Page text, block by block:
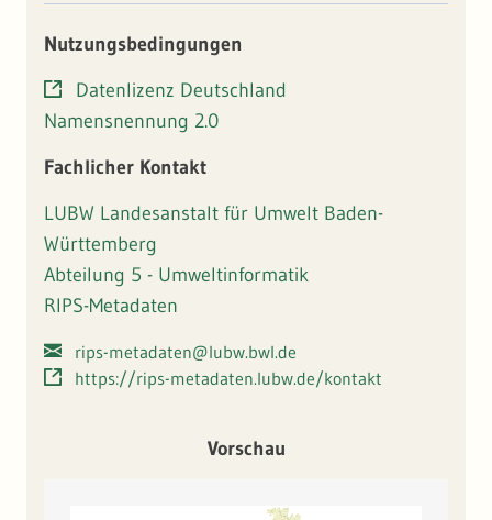
Planungshinweiskarte (50 x 50 m), die diese klimatischen
Belastungs- und Ausgleichsräume identifiziert. Anhand der
Ergebnisse können flächendeckende Informationen zu Hot
Spots und schützenswerten Ausgleichsräumen gewonnen
werden. Diese können der Landes-, Regional- und
oder zur Ausweisung von Flächen zur Siedlungs- bzw.
Nutzungsbedingungen
Datenlizenz Deutschland
Namensnennung 2.0
Fachlicher Kontakt
LUBW Landesanstalt für Umwelt Baden-
Württemberg
Abteilung 5 - Umweltinformatik
RIPS-Metadaten
rips-metadaten@lubw.bwl.de
https://rips-metadaten.lubw.de/kontakt
Vorschau